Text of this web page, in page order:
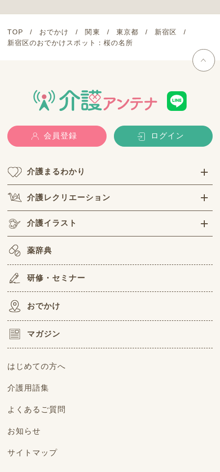
TOP おでかけ 関東 東京都
新宿区
新宿区のおでかけスポット：桜の名所
会員登録 ログイン
介護まるわかり
介護レクリエーション
介護イラスト
薬辞典
研修・セミナー
おでかけ
マガジン
はじめての方へ
介護用語集
よくあるご質問
お知らせ
サイトマップ